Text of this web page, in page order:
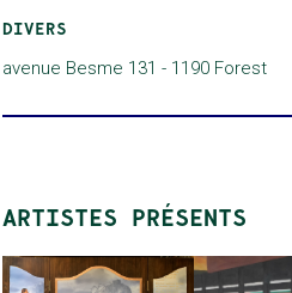
DIVERS
avenue Besme 131
ARTISTES PRÉSENTS